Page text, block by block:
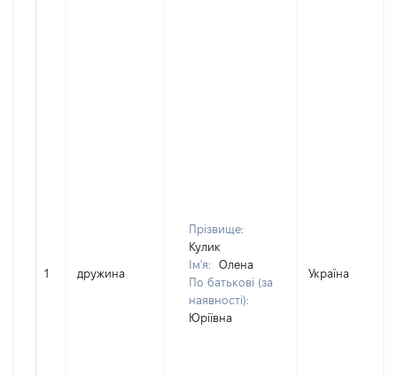
1 дружина
Прізвище:
Кулик
Ім'я:
Олена
По батькові (за
наявності):
Юріївна
Україна